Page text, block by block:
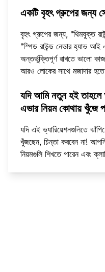
একটি বৃহৎ গ্রুপের জন্য
বৃহৎ গ্রুপের জন্য, "থিমযুক্ত
"স্পিড রাউন্ড নেভার হ্যাভ আই
অন্তর্ভুক্তিপূর্ণ রাখতে ভালো
আরও লোকের সাথে মজাদার হতে
যদি আমি নতুন হই
এভার নিয়ম কোথায় খুঁজে
যদি এই ভ্যারিয়েশনগুলিতে
খুঁজছেন, চিন্তা করবেন না!
নিয়মগুলি শিখতে পারেনএবং